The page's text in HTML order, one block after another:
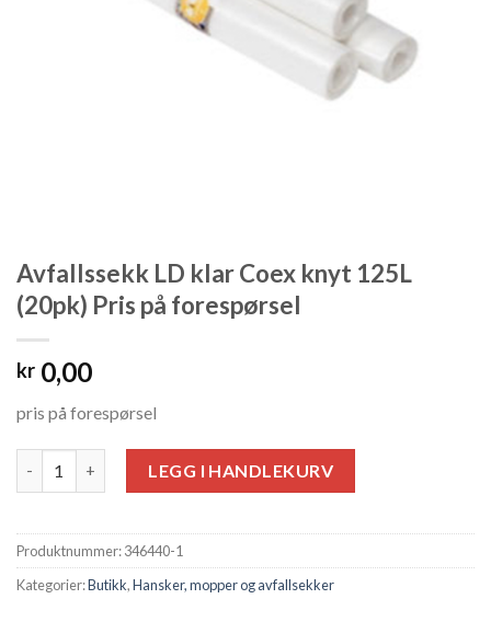
Avfallssekk LD klar Coex knyt 125L
(20pk) Pris på forespørsel
kr 0,00
pris på forespørsel
LEGG I HANDLEKURV
Produktnummer:346440-1
Kategorier:Butikk,Hansker, mopper og avfallsekker